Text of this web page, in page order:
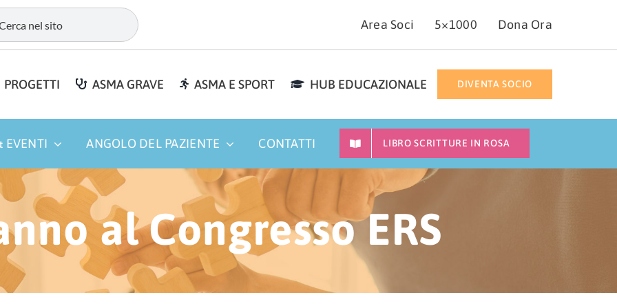
Area Soci 5×1000 Dona Ora
PROGETTI ASMA GRAVE ASMA E SPORT HUB EDUCAZIONALE DIVENTA SOCIO
EVENTI ANGOLO DEL PAZIENTE CONTATTI LIBRO SCRITTURE IN ROSA
al Congresso ERS